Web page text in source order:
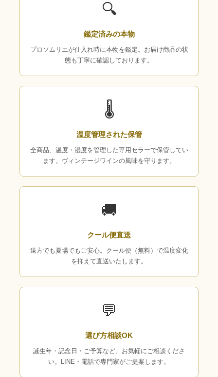
🔍
鑑定済みの本物
プロソムリエが仕入れ時に本物を鑑定。お届け商品の状
態も丁寧に確認しております。
🌡
温度管理された保管
全商品、温度・湿度を管理した専用セラーで保管してい
ます。ヴィンテージワインの風味を守ります。
🚚
クール便直送
遠方でも夏場でもご安心。クール便（無料）で温度変化
を抑えて直送いたします。
💬
選び方相談OK
誕生年・記念日・ご予算など、お気軽にご相談くださ
い。LINE・電話で専門家がご提案します。